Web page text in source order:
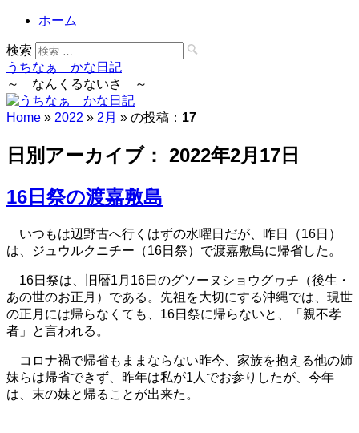
ホーム
検索
うちなぁ かな日記
～ なんくるないさ ～
Home » 2022 » 2月 » の投稿： 17
日別アーカイブ： 2022年2月17日
16日祭の渡嘉敷島
いつもは辺野古へ行くはずの水曜日だが、昨日（16日）
は、ジュウルクニチー（16日祭）で渡嘉敷島に帰省した。
16日祭は、旧暦1月16日のグソーヌショウグヮチ（後生・
あの世のお正月）である。先祖を大切にする沖縄では、現世
の正月には帰らなくても、16日祭に帰らないと、「親不孝
者」と言われる。
コロナ禍で帰省もままならない昨今、家族を抱える他の姉
妹らは帰省できず、昨年は私が1人でお参りしたが、今年
は、末の妹と帰ることが出来た。